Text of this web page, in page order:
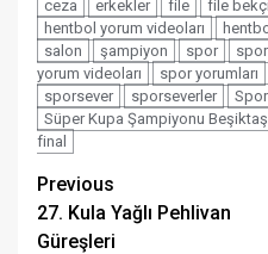
ceza erkekler file file
hentbol yorum videoları
salon
şampiyon spor
yorum videoları
spor yorumları
sporsever
sporseverler
Süper Kupa Şampiyonu Beşiktaş
final
Post
navigation
Previous
27. Kula Yağlı Pehlivan
Güreşleri